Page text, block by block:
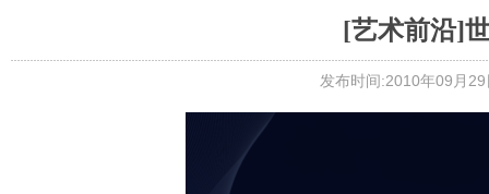
[艺术前沿]
发布时间:2010年09月